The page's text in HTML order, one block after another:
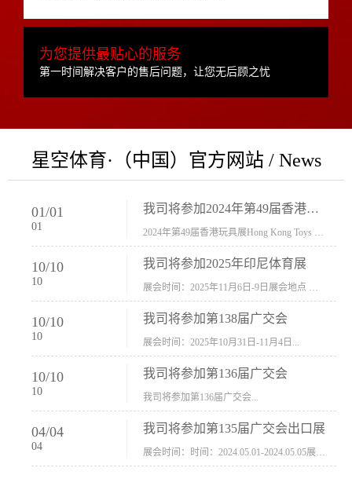
为您提供最贴心的服务
第一时间解决客户的售后问题，让您无后顾之忧
星空体育·（中国）官方网站 / News
01/01
01
我司将参加2024年第49届香港玩具展Hong Kong Toys & Games Fair 欢迎新···
10/10
10
我司将参加2025年印尼体育展
10/10
10
我司将参加第138届广交会
展会时间：2025年10月31日-11月4日...
10/10
10
我司将参加第136届广交会
我司将参加第136届广交会...
04/04
04
我司将参加第135届广交会出口展
展会时间：时间：2024.05.01-2024.05.05展会地址：中国进出口商品交易会展馆福建康莱宝公司展位号12.1G37-38、H11-12，浙江康莱宝展位号17.1B23-24、C19-20...